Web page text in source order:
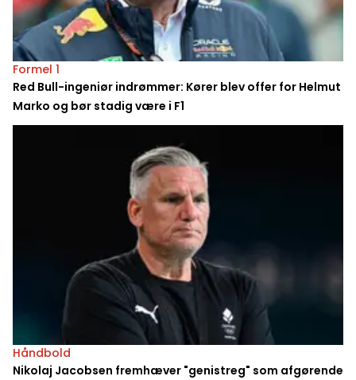
Formel 1
Red Bull-ingeniør indrømmer: Kører blev offer for Helmut
Marko og bør stadig være i F1
Håndbold
Nikolaj Jacobsen fremhæver "genistreg" som afgørende